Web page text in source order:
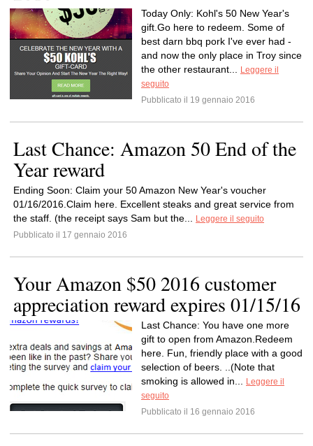
Today Only: Kohl's 50 New Year's
gift.Go here to redeem. Some of
best darn bbq pork I've ever had -
and now the only place in Troy since
the other restaurant...
Leggere il
seguito
Pubblicato il 19 gennaio 2016
Last Chance: Amazon 50 End of the
Year reward
Ending Soon: Claim your 50 Amazon New Year's voucher
01/16/2016.Claim here. Excellent steaks and great service from
the staff. (the receipt says Sam but the...
Leggere il seguito
Pubblicato il 17 gennaio 2016
Your Amazon $50 2016 customer
appreciation reward expires 01/15/16
Last Chance: You have one more
gift to open from Amazon.Redeem
here. Fun, friendly place with a good
selection of beers. ..(Note that
smoking is allowed in...
Leggere il
seguito
Pubblicato il 16 gennaio 2016